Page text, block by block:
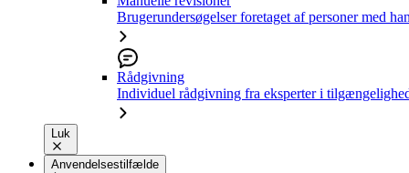
Brugerundersøgelser foretaget af personer med
Rådgivning
Individuel rådgivning fra eksperter i
Luk
Anvendelsestilfælde